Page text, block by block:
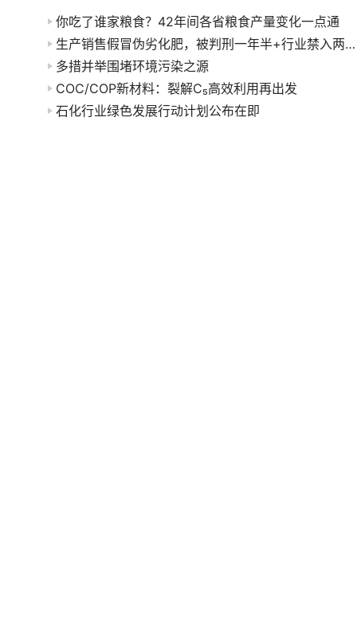
你吃了谁家粮食？42年间各省粮食产量变化一点通
生产销售假冒伪劣化肥，被判刑一年半+行业禁入两年！
多措并举围堵环境污染之源
COC/COP新材料：裂解C₅高效利用再出发
石化行业绿色发展行动计划公布在即